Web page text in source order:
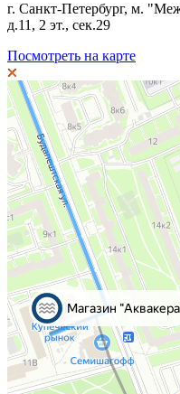
г. Санкт-Петербург, м.
д.11, 2 эт., сек.29
Посмотреть на карте